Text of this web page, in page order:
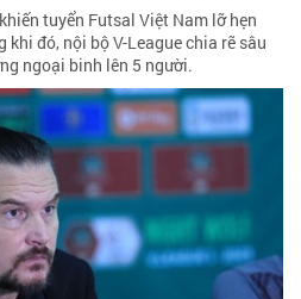
tuyển Futsal Việt Nam lỡ hẹn
đó, nội bộ V-League chia rẽ sâu
ngoại binh lên 5 người.